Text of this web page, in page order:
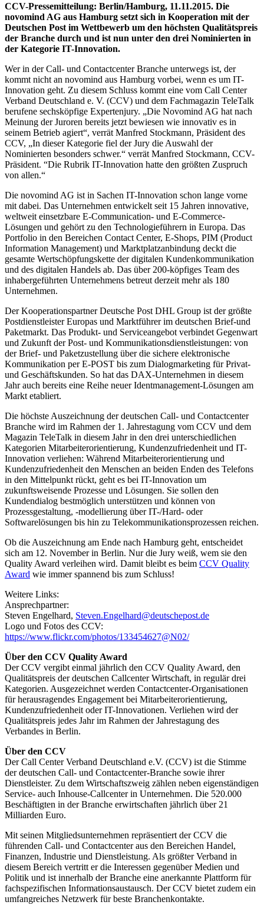
CCV-Pressemitteilung: Berlin/Hamburg, 11.11.2015. Die
novomind AG aus Hamburg setzt sich in Kooperation mit der
Deutschen Post im Wettbewerb um den höchsten Qualitätspreis
der Branche durch und ist nun unter den drei Nominierten in
der Kategorie IT-Innovation.
Wer in der Call- und Contactcenter Branche unterwegs ist, der
kommt nicht an novomind aus Hamburg vorbei, wenn es um IT-
Innovation geht. Zu diesem Schluss kommt eine vom Call Center
Verband Deutschland e. V. (CCV) und dem Fachmagazin TeleTalk
berufene sechsköpfige Expertenjury. „Die Novomind AG hat nach
Meinung der Juroren bereits jetzt bewiesen wie innovativ es in
seinem Betrieb agiert“, verrät Manfred Stockmann, Präsident des
CCV, „In dieser Kategorie fiel der Jury die Auswahl der
Nominierten besonders schwer.“ verrät Manfred Stockmann, CCV-
Präsident. “Die Rubrik IT-Innovation hatte den größten Zuspruch
von allen.“
Die novomind AG ist in Sachen IT-Innovation schon lange vorne
mit dabei. Das Unternehmen entwickelt seit 15 Jahren innovative,
weltweit einsetzbare E-Communication- und E-Commerce-
Lösungen und gehört zu den Technologieführern in Europa. Das
Portfolio in den Bereichen Contact Center, E-Shops, PIM (Product
Information Management) und Marktplatzanbindung deckt die
gesamte Wertschöpfungskette der digitalen Kundenkommunikation
und des digitalen Handels ab. Das über 200-köpfiges Team des
inhabergeführten Unternehmens betreut derzeit mehr als 180
Unternehmen.
Der Kooperationspartner Deutsche Post DHL Group ist der größte
Postdienstleister Europas und Marktführer im deutschen Brief-und
Paketmarkt. Das Produkt- und Serviceangebot verbindet Gegenwart
und Zukunft der Post- und Kommunikationsdienstleistungen: von
der Brief- und Paketzustellung über die sichere elektronische
Kommunikation per E-POST bis zum Dialogmarketing für Privat-
und Geschäftskunden. So hat das DAX-Unternehmen in diesem
Jahr auch bereits eine Reihe neuer Identmanagement-Lösungen am
Markt etabliert.
Die höchste Auszeichnung der deutschen Call- und Contactcenter
Branche wird im Rahmen der 1. Jahrestagung vom CCV und dem
Magazin TeleTalk in diesem Jahr in den drei unterschiedlichen
Kategorien Mitarbeiterorientierung, Kundenzufriedenheit und IT-
Innovation verliehen: Während Mitarbeiterorientierung und
Kundenzufriedenheit den Menschen an beiden Enden des Telefons
in den Mittelpunkt rückt, geht es bei IT-Innovation um
zukunftsweisende Prozesse und Lösungen. Sie sollen den
Kundendialog bestmöglich unterstützen und können von
Prozessgestaltung, -modellierung über IT-/Hard- oder
Softwarelösungen bis hin zu Telekommunikationsprozessen reichen.
Ob die Auszeichnung am Ende nach Hamburg geht, entscheidet
sich am 12. November in Berlin. Nur die Jury weiß, wem sie den
Quality Award verleihen wird. Damit bleibt es beim CCV Quality
Award wie immer spannend bis zum Schluss!
Weitere Links:
Ansprechpartner:
Steven Engelhard, Steven.Engelhard@deutschepost.de
Logo und Fotos des CCV:
https://www.flickr.com/photos/133454627@N02/
Über den CCV Quality Award
Der CCV vergibt einmal jährlich den CCV Quality Award, den
Qualitätspreis der deutschen Callcenter Wirtschaft, in regulär drei
Kategorien. Ausgezeichnet werden Contactcenter-Organisationen
für herausragendes Engagement bei Mitarbeiterorientierung,
Kundenzufriedenheit oder IT-Innovationen. Verliehen wird der
Qualitätspreis jedes Jahr im Rahmen der Jahrestagung des
Verbandes in Berlin.
Über den CCV
Der Call Center Verband Deutschland e.V. (CCV) ist die Stimme
der deutschen Call- und Contactcenter-Branche sowie ihrer
Dienstleister. Zu dem Wirtschaftszweig zählen neben eigenständigen
Service- auch Inhouse-Callcenter in Unternehmen. Die 520.000
Beschäftigten in der Branche erwirtschaften jährlich über 21
Milliarden Euro.
Mit seinen Mitgliedsunternehmen repräsentiert der CCV die
führenden Call- und Contactcenter aus den Bereichen Handel,
Finanzen, Industrie und Dienstleistung. Als größter Verband in
diesem Bereich vertritt er die Interessen gegenüber Medien und
Politik und ist innerhalb der Branche eine anerkannte Plattform für
fachspezifischen Informationsaustausch. Der CCV bietet zudem ein
umfangreiches Netzwerk für beste Branchenkontakte.